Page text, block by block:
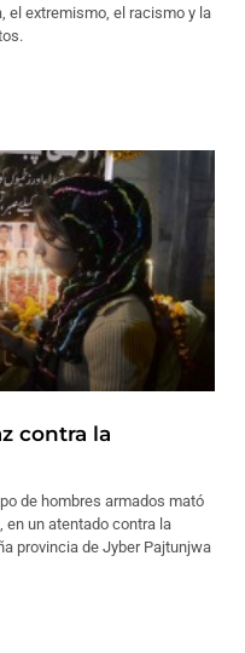
el extremismo, el racismo y la
contra la
de hombres armados mató
en un atentado contra la
provincia de Jyber Pajtunjwa